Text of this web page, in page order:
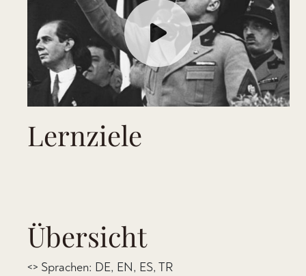
Lernziele
Übersicht
<> Sprachen: DE, EN, ES, TR